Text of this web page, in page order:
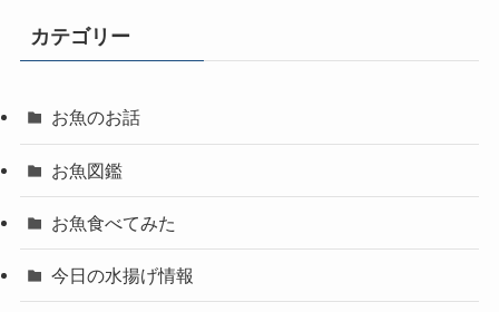
カテゴリー
お魚のお話
お魚図鑑
お魚食べてみた
今日の水揚げ情報